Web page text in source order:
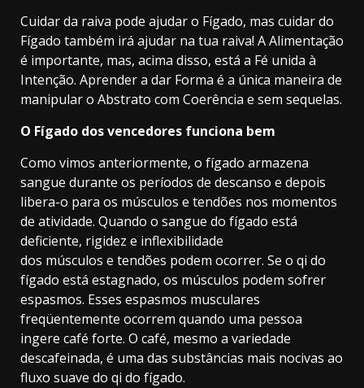
Cuidar da raiva pode ajudar o Fígado, mas cuidar do
Fígado também irá ajudar na tua raiva! A Alimentação
é importante, mas, acima disso, está a Fé unida à
Intenção. Aprender a dar Forma é a única maneira de
manipular o Abstrato com Coerência e sem sequelas.
O Fígado dos vencedores funciona bem
Como vimos anteriormente, o fígado armazena
sangue durante os períodos de descanso e depois
libera-o para os músculos e tendões nos momentos
de atividade. Quando o sangue do fígado está
deficiente, rigidez e inflexibilidade
dos músculos e tendões podem ocorrer. Se o qi do
fígado está estagnado, os músculos podem sofrer
espasmos. Esses espasmos musculares
freqüentemente ocorrem quando uma pessoa
ingere café forte. O café, mesmo a variedade
descafeinada, é uma das substâncias mais nocivas ao
fluxo suave do qi do fígado.